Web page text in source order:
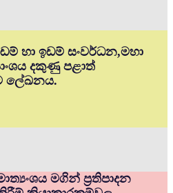
හා ඉඩම් සංවර්ධන,මහා
දකුණු පළාත්
ලේඛනය.
මගින් ප්‍රතිපාදන